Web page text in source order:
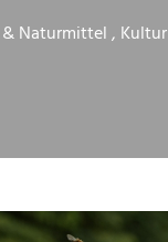
Naturmittel ,